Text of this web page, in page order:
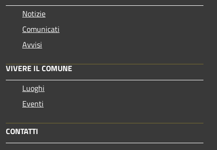
Notizie
Comunicati
Avvisi
VIVERE IL COMUNE
Luoghi
Eventi
CONTATTI